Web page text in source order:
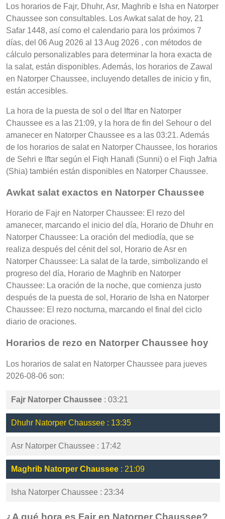
Los horarios de Fajr, Dhuhr, Asr, Maghrib e Isha en Natorper
Chaussee son consultables. Los Awkat salat de hoy, 21
Safar 1448, así como el calendario para los próximos 7
días, del 06 Aug 2026 al 13 Aug 2026 , con métodos de
cálculo personalizables para determinar la hora exacta de
la salat, están disponibles. Además, los horarios de Zawal
en Natorper Chaussee, incluyendo detalles de inicio y fin,
están accesibles.
La hora de la puesta de sol o del Iftar en Natorper
Chaussee es a las 21:09, y la hora de fin del Sehour o del
amanecer en Natorper Chaussee es a las 03:21. Además
de los horarios de salat en Natorper Chaussee, los horarios
de Sehri e Iftar según el Fiqh Hanafi (Sunni) o el Fiqh Jafria
(Shia) también están disponibles en Natorper Chaussee.
Awkat salat exactos en Natorper Chaussee
Horario de Fajr en Natorper Chaussee: El rezo del
amanecer, marcando el inicio del día, Horario de Dhuhr en
Natorper Chaussee: La oración del mediodía, que se
realiza después del cénit del sol, Horario de Asr en
Natorper Chaussee: La salat de la tarde, simbolizando el
progreso del día, Horario de Maghrib en Natorper
Chaussee: La oración de la noche, que comienza justo
después de la puesta de sol, Horario de Isha en Natorper
Chaussee: El rezo nocturna, marcando el final del ciclo
diario de oraciones.
Horarios de rezo en Natorper Chaussee hoy
Los horarios de salat en Natorper Chaussee para jueves
2026-08-06 son:
Fajr Natorper Chaussee : 03:21
Dhuhr Natorper Chaussee : 13:35
Asr Natorper Chaussee : 17:42
Maghrib Natorper Chaussee : 21:09
Isha Natorper Chaussee : 23:34
¿A qué hora es Fajr en Natorper Chaussee?